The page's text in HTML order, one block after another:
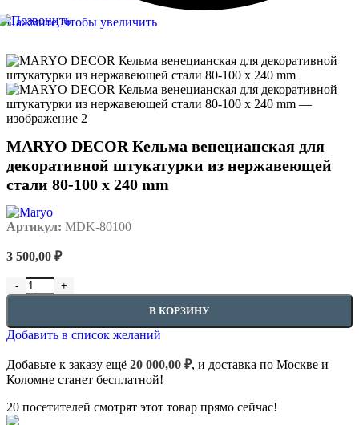
Нажмите, чтобы увеличить
MARYO DECOR Кельма венецианская для
декоративной штукатурки из нержавеющей
стали 80-100 х 240 mm
Артикул: MDK-80100
3 500,00 ₽
Количество товара MARYO DECOR Кельма венецианская
В КОРЗИНУ
Добавить в список желаний
Добавьте к заказу ещё 20 000,00 ₽, и доставка по Москве и
Коломне станет бесплатной!
20 посетителей смотрят этот товар прямо сейчас!